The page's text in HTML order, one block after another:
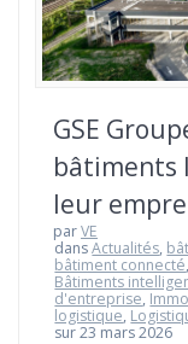
GSE
bâtiments
leur
parVE
dansActualités,
bâtiment connecté,
Bâtiments
d'entreprise,
logistique,
sur 23 mars 2026